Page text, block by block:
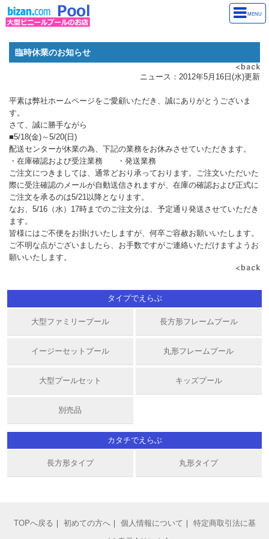
MENU
臨時休業のお知らせ
ニュース：2012年5月16日(水)更新
平素は弊社ホームページをご愛顧いただき、誠にありがとうございま
す。
さて、誠に勝手ながら
■5/18(金)～5/20(日)
配送センターが休業の為、下記の業務をお休みさせていただきます。
・在庫確認および受注業務 ・発送業務
ご注文につきましては、通常どおり承っております。ご注文いただいた
際に受注確認のメールが自動送信されますが、在庫の確認および正式に
ご注文を承るのは5/21以降となります。
なお、5/16（水）17時までのご注文分は、予定通り発送させていただき
ます。
皆様にはご不便をお掛けいたしますが、何卒ご容赦お願いいたします。
ご不明な点がございましたら、お手数ですがご連絡いただけますようお
願いいたします。
タイプでえらぶ
大型ファミリープール 長方形フレームプール
イージーセットプール 丸形フレームプール
大型プールセット キッズプール
別売品
カタチでえらぶ
長方形タイプ 丸形タイプ
TOPへ戻る ｜ 初めての方へ｜ 個人情報について ｜ 特定商取引法に基